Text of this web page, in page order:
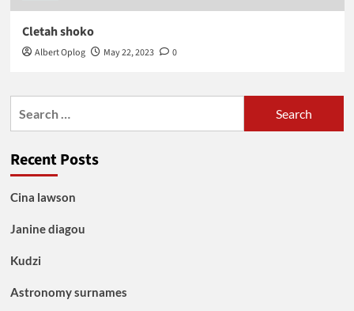
Cletah shoko
Albert Oplog May 22, 2023 0
Recent Posts
Cina lawson
Janine diagou
Kudzi
Astronomy surnames